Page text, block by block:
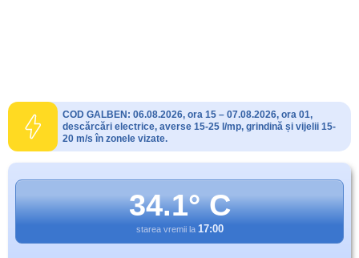
COD GALBEN: 06.08.2026, ora 15 – 07.08.2026, ora 01,
descărcări electrice, averse 15-25 l/mp, grindină și vijelii 15-
20 m/s în zonele vizate.
34.1° C
starea vremii la 17:00